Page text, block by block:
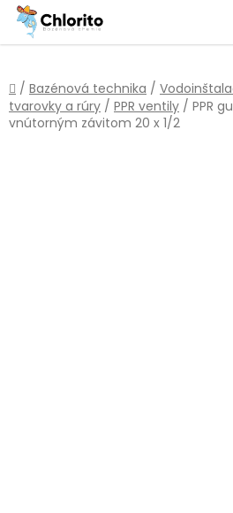
Prejsť
obsah
Domov
/ Bazénová technika /
tvarovky a rúry / PPR ventily / PPR
vnútorným závitom 20 x 1/2